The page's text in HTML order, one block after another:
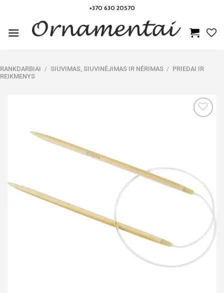
content
+370 630 20570
RANKDARBIAI / SIUVIMAS, SIUVINĖJIMAS IR NĖRIMAS / PRIEDAI IR
REIKMENYS